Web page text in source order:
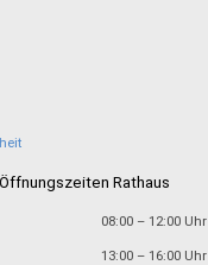
Öffnungszeiten Rathaus
08:00 – 12:00 Uhr
13:00 – 16:00 Uhr